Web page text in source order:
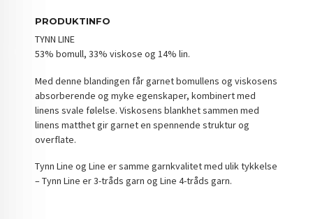
PRODUKTINFO
TYNN LINE
53% bomull, 33% viskose og 14% lin.
Med denne blandingen får garnet bomullens og viskosens
absorberende og myke egenskaper, kombinert med
linens svale følelse. Viskosens blankhet sammen med
linens matthet gir garnet en spennende struktur og
overflate.
Tynn Line og Line er samme garnkvalitet med ulik tykkelse
– Tynn Line er 3-tråds garn og Line 4-tråds garn.